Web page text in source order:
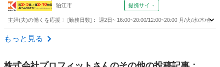
狛江市 提携サイト
主婦(夫)の働くを応援！ [勤務日数]： 週2日~ 16:00~20:00/12:00~20:00 月/火/水/木/金
東京 狛江市
もっと見る